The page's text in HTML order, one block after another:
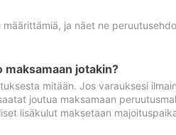
ja näet ne
jotakin?
mitään. Jos varauksesi
joutua maksamaan
lisäkulut maksetaan